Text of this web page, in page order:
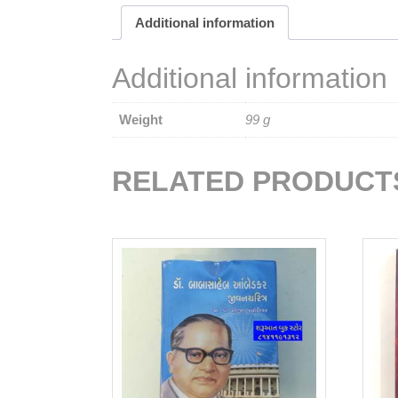
Additional information
Additional information
Weight 99 g
RELATED